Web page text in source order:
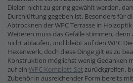
Dielen nicht zu gering gewählt werden,
Durchlüftung gegeben ist. Besonders für
Abtrocknen der WPC Terrasse in
Weiteren muss das Gefälle stimmen,
nicht ablaufen, und bleibt auf den WPC
Hexenwerk, doch diese Dinge gilt es zu
Konstruktion möglichst wenig Gedanken
auf ein WPC Komplett-Set zurückgreifen,
Zubehör in ausreichender Form bereits